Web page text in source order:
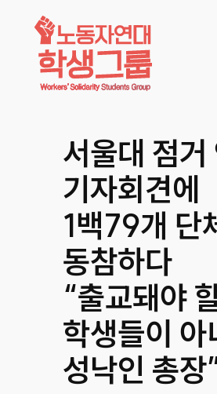
콘텐츠로
바로가기
서울대 점거
기자회견에
1백79개 단
동참하다
“출교돼야
학생들이 아
성낙인 총장